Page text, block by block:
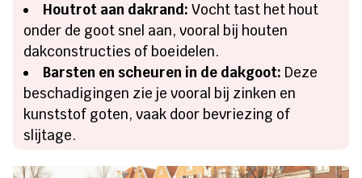
Houtrot aan dakrand: Vocht tast het hout
onder de goot snel aan, vooral bij houten
dakconstructies of boeidelen.
Barsten en scheuren in de dakgoot: Deze
beschadigingen zie je vooral bij zinken en
kunststof goten, vaak door bevriezing of
slijtage.